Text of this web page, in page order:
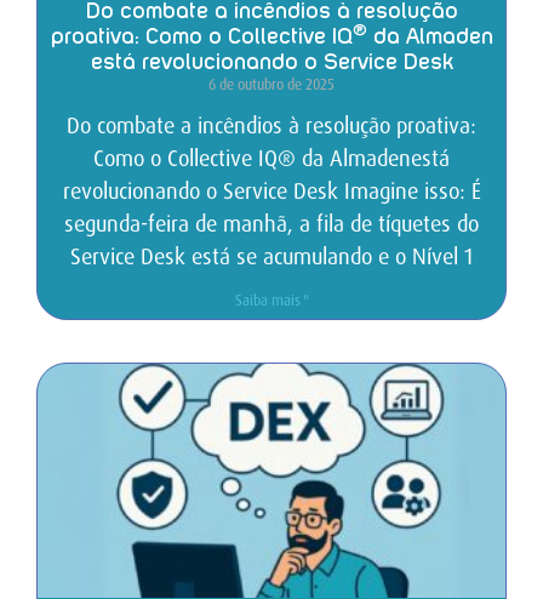
Do combate a incêndios à resolução
proativa: Como o Collective IQ® da Almaden
está revolucionando o Service Desk
6 de outubro de 2025
Do combate a incêndios à resolução proativa:
Como o Collective IQ® da Almadenestá
revolucionando o Service Desk Imagine isso: É
segunda-feira de manhã, a fila de tíquetes do
Service Desk está se acumulando e o Nível 1
Saiba mais "